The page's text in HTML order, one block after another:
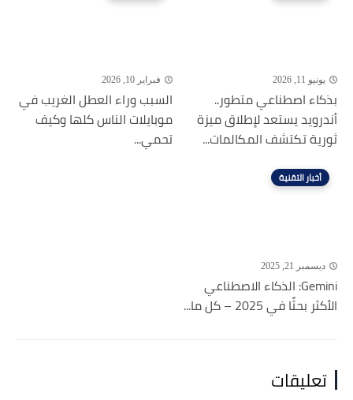
يونيو 11, 2026
بذكاء اصطناعي متطور..
أندرويد يستعد لإطلاق ميزة
ثورية تكتشف المكالمات...
فبراير 10, 2026
السبب وراء العطل الغريب في
موبايلات الناس كلها وكيف
تحمي...
أخبار التقنية
ديسمبر 21, 2025
Gemini: الذكاء الاصطناعي
الأكثر بحثًا في 2025 – كل ما...
تعليقات